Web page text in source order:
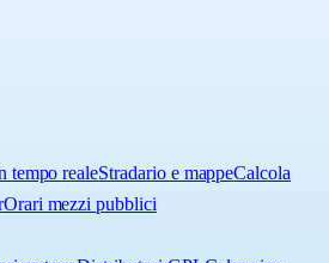
tempo realeStradario e mappeCalcola
Orari mezzi pubblici